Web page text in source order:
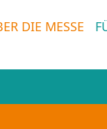
DIE MESSE